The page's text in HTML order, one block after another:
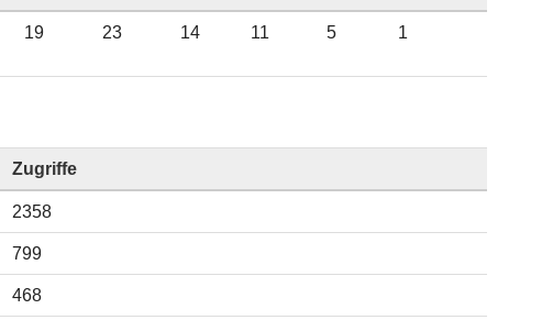
19 23 14 11 5 1
Zugriffe
2358
799
468